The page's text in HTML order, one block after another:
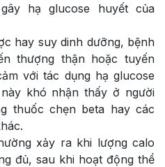
hạ glucose huyết của
hay suy dinh dưỡng, bệnh
thượng thận hoặc tuyến
với tác dụng hạ glucose
khó nhận thấy ở người
thuốc chẹn beta hay các
xảy ra khi lượng calo
đủ, sau khi hoạt động thể